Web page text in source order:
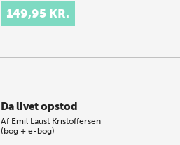
149,95 KR.
Da livet opstod
Af Emil Laust Kristoffersen
(bog + e-bog)